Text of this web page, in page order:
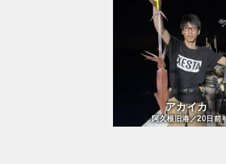
アカイカ
阿久根旧港／20日前